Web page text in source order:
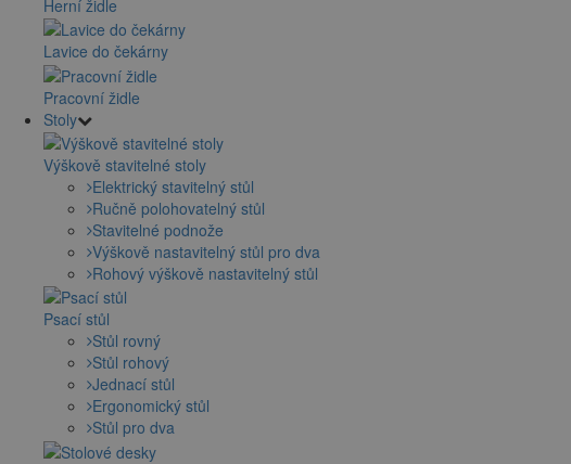
Herní židle
Lavice do čekárny
Pracovní židle
Stoly
Výškově stavitelné stoly
Elektrický stavitelný stůl
Ručně polohovatelný stůl
Stavitelné podnože
Výškově nastavitelný stůl pro dva
Rohový výškově nastavitelný stůl
Psací stůl
Stůl rovný
Stůl rohový
Jednací stůl
Ergonomický stůl
Stůl pro dva